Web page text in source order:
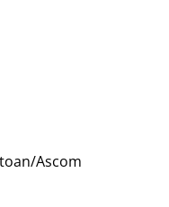
Ascom